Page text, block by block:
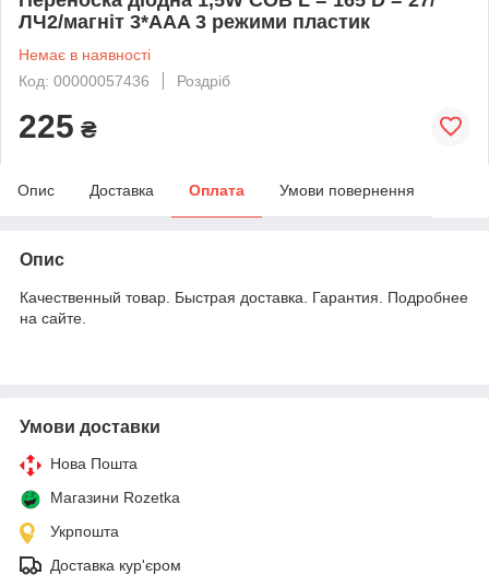
ЛЧ2/магніт 3*AAA 3 режими пластик
Немає в наявності
Код: 00000057436
Роздріб
225 ₴
Опис Доставка Оплата Умови повернення
Опис
Качественный товар. Быстрая доставка. Гарантия. Подробнее
на сайте.
Умови доставки
Нова Пошта
Магазини Rozetka
Укрпошта
Доставка кур'єром